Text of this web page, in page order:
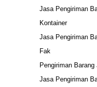
Jasa Pengiriman
Kontainer
Jasa Pengiriman
Fak
Pengiriman
Jasa Pengiriman